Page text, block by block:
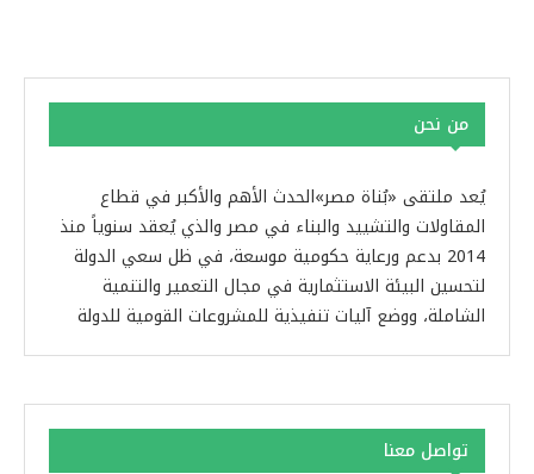
من نحن
يُعد ملتقى «بُناة مصر»الحدث الأهم والأكبر في قطاع
المقاولات والتشييد والبناء في مصر والذي يُعقد سنوياً منذ
2014 بدعم ورعاية حكومية موسعة، في ظل سعي الدولة
لتحسين البيئة الاستثمارية في مجال التعمير والتنمية
الشاملة، ووضع آليات تنفيذية للمشروعات القومية للدولة
تواصل معنا